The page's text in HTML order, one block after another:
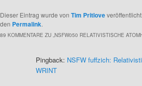
Dieser Eintrag wurde von Tim Pritlove
den Permalink.
89 KOMMENTARE ZU „ NSFW050 RELATIVISTISCHE
Pingback: NSFW fuffzich:
WRINT